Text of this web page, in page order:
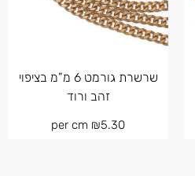
שרשרת גורמט 6 מ”מ בציפוי
זהב ורוד
₪5.30